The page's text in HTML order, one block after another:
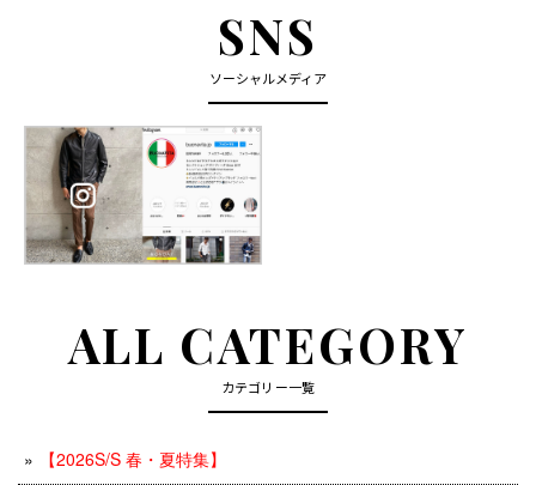
SNS
ソーシャルメディア
ALL CATEGORY
カテゴリー一覧
【2026S/S 春・夏特集】